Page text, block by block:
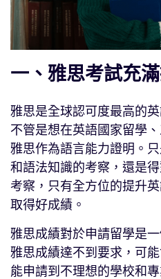
一、雅思考試充
雅思是全球認可度最高的
不管是想在英語國家留學
雅思作為語言能力證明。
和語法知識的考察，還是
考察，只有全方位的提升
取得好成績。
雅思成績對於申請留學是
雅思成績達不到要求，可
能申請到不理想的學校和